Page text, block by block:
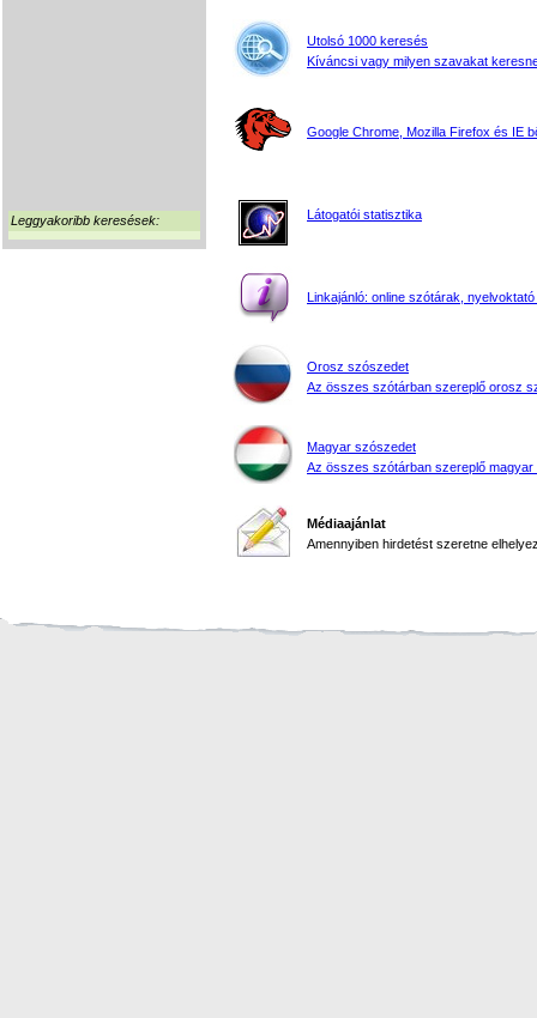
Leggyakoribb keresések:
Utolsó 1000 keresés
Kíváncsi vagy milyen szavakat
Google Chrome, Mozilla Firefox és IE
Látogatói statisztika
Linkajánló: online szótárak, nyelvoktató
Orosz szószedet
Az összes szótárban szereplő orosz
Magyar szószedet
Az összes szótárban szereplő magyar
Médiaajánlat
Amennyiben hirdetést szeretne